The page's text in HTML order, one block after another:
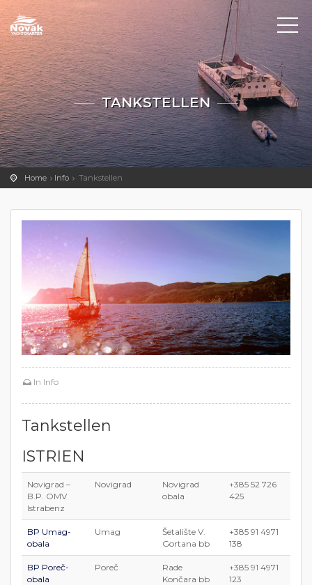
TANKSTELLEN
Home Info Tankstellen
In Info
Tankstellen
ISTRIEN
Novigrad –
B.P. OMV
Istrabenz
Novigrad
Novigrad
obala
+385 52 726
425
BP Umag-
obala
Umag
Šetalište V.
Gortana bb
+385 91 4971
138
BP Poreč-
obala
Poreč
Rade
Končara bb
+385 91 4971
123